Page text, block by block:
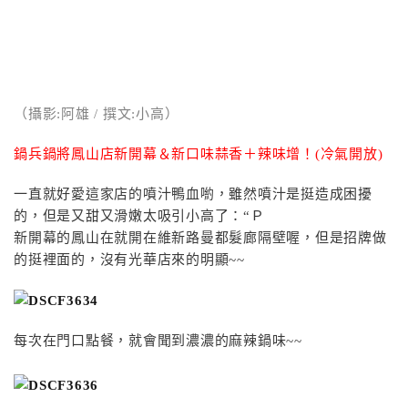
（攝影:阿雄 / 撰文:小高）
鍋兵鍋將鳳山店新開幕＆新口味蒜香＋辣味增！(冷氣開放)
一直就好愛這家店的噴汁鴨血喲，雖然噴汁是挺造成困擾
的，但是又甜又滑嫩太吸引小高了：“Ｐ
新開幕的鳳山在就開在維新路曼都髮廊隔壁喔，但是招牌做
的挺裡面的，沒有光華店來的明顯~~
每次在門口點餐，就會聞到濃濃的麻辣鍋味~~